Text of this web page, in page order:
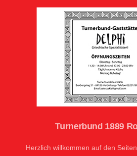
Turnerbund 1889
Herzlich willkommen auf den